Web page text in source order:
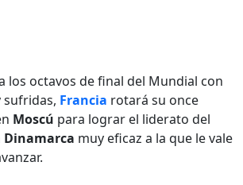
los octavos de final del Mundial con
sufridas, Francia rotará su once
Moscú para lograr el liderato del
Dinamarca muy eficaz a la que le vale